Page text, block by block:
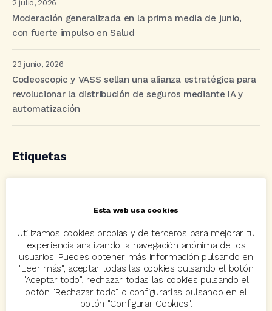
2 julio, 2026
Moderación generalizada en la prima media de junio,
con fuerte impulso en Salud
23 junio, 2026
Codeoscopic y VASS sellan una alianza estratégica para
revolucionar la distribución de seguros mediante IA y
automatización
Etiquetas
Avant2 Sales Manager ayudas
Carlos Rovira Codeoscopic Codeoscopic Academy
Codeoscopic Workspace Coverize Decesos
digitalización Eventos formación GRC-Broker
Innovación Innova Ibérica
Esta web usa cookies
Utilizamos cookies propias y de terceros para mejorar tu
experiencia analizando la navegación anónima de los
usuarios. Puedes obtener más información pulsando en
"Leer más", aceptar todas las cookies pulsando el botón
"Aceptar todo", rechazar todas las cookies pulsando el
botón "Rechazar todo" o configurarlas pulsando en el
botón "Configurar Cookies".